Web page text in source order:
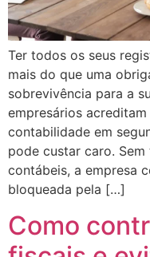
Ter todos os seus
mais do que uma
sobrevivência para a
empresários
contabilidade em
pode custar caro.
contábeis, a empresa
bloqueada pela […]
Como